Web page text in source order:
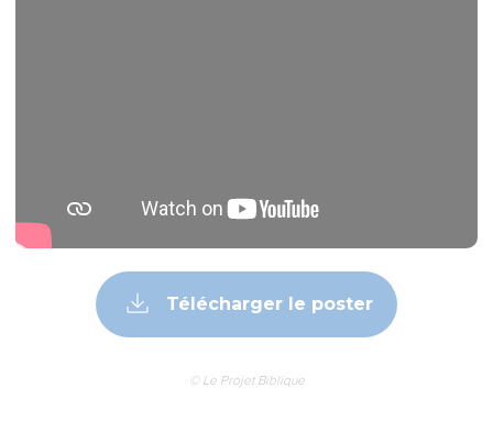
Télécharger le poster
© Le Projet Biblique